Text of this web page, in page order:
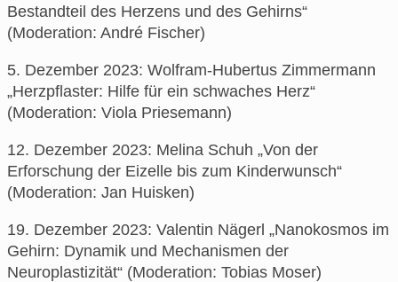
Bestandteil des Herzens und des Gehirns“
(Moderation: André Fischer)
5. Dezember 2023: Wolfram-Hubertus Zimmermann
„Herzpflaster: Hilfe für ein schwaches Herz“
(Moderation: Viola Priesemann)
12. Dezember 2023: Melina Schuh „Von der
Erforschung der Eizelle bis zum Kinderwunsch“
(Moderation: Jan Huisken)
19. Dezember 2023: Valentin Nägerl „Nanokosmos im
Gehirn: Dynamik und Mechanismen der
Neuroplastizität“ (Moderation: Tobias Moser)